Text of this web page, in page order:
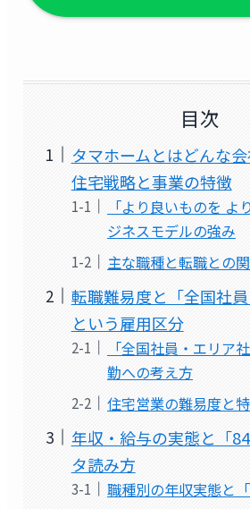
目次
タマホームとはどんな
住宅戦略と事業の特徴
「より良いものを よ
ジネスモデルの強み
主な職種と転職との
転職難易度と「全国社員
という雇用区分
「全国社員・エリア
勤への考え方
住宅営業の難易度と
年収・給与の実態と「
タ読み方
職種別の年収実態と